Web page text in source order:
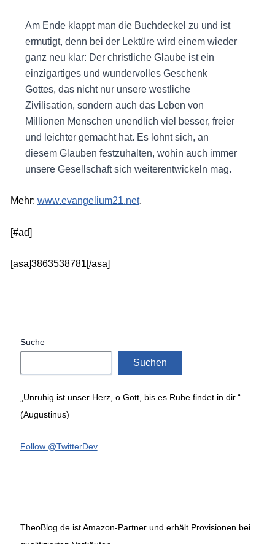
Am Ende klappt man die Buchdeckel zu und ist
ermutigt, denn bei der Lektüre wird einem wieder
ganz neu klar: Der christliche Glaube ist ein
einzigartiges und wundervolles Geschenk
Gottes, das nicht nur unsere westliche
Zivilisation, sondern auch das Leben von
Millionen Menschen unendlich viel besser, freier
und leichter gemacht hat. Es lohnt sich, an
diesem Glauben festzuhalten, wohin auch immer
unsere Gesellschaft sich weiterentwickeln mag.
Mehr: www.evangelium21.net.
[#ad]
[asa]3863538781[/asa]
Suche
Suchen
„Unruhig ist unser Herz, o Gott, bis es Ruhe findet in dir.“
(Augustinus)
Follow @TwitterDev
TheoBlog.de ist Amazon-Partner und erhält Provisionen bei